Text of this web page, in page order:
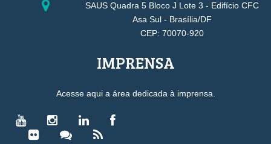
SAUS Quadra 5 Bloco J Lote 3 - Edifício CFC
Asa Sul - Brasília/DF
CEP: 70070-920
IMPRENSA
Acesse aqui a área dedicada à imprensa.